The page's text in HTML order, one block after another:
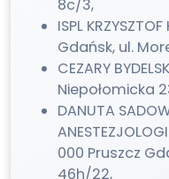
8c/3,
ISPL
Gdańsk, ul.
CEZARY
Niepołomicka
DANUTA
000 Pruszcz
46h/22,